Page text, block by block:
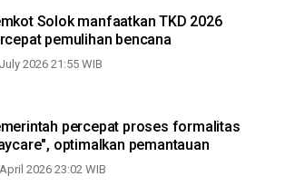
Solok manfaatkan TKD 2026
pemulihan bencana
2026 21:55 WIB
percepat proses formalitas
optimalkan pemantauan
2026 23:02 WIB